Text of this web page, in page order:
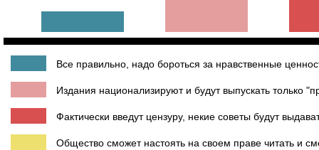
Все правильно, надо бороться за нравственные
Издания национализируют и будут выпускать только
Фактически введут цензуру, некие советы будут
Общество сможет настоять на своем праве читать и